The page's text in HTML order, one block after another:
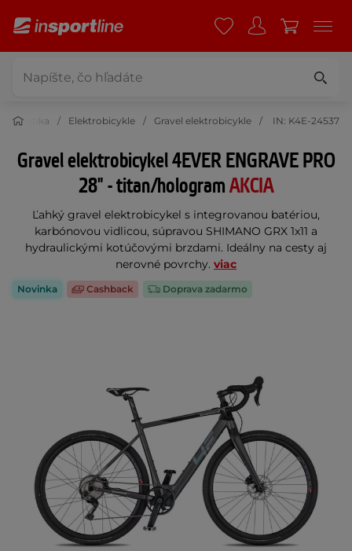
Cyklistika Elektrobicykle Gravel elektrobicykle IN: K4E-24537
Gravel elektrobicykel 4EVER ENGRAVE PRO
28" - titan/hologramAKCIA
Ľahký gravel elektrobicykel s integrovanou batériou,
karbónovou vidlicou, súpravou SHIMANO GRX 1x11 a
hydraulickými kotúčovými brzdami. Ideálny na cesty aj
nerovné povrchy. viac
Novinka Cashback Doprava zadarmo